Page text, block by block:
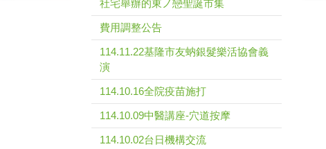
社宅舉辦的東ノ戀聖誕市集
費用調整公告
114.11.22基隆市友蚋銀髮樂活協會義
演
114.10.16全院疫苗施打
114.10.09中醫講座-穴道按摩
114.10.02台日機構交流